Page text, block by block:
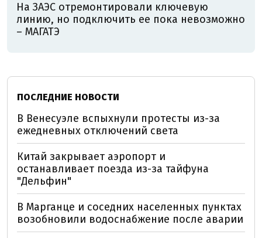
На ЗАЭС отремонтировали ключевую
линию, но подключить ее пока невозможно
– МАГАТЭ
ПОСЛЕДНИЕ НОВОСТИ
В Венесуэле вспыхнули протесты из-за
ежедневных отключений света
Китай закрывает аэропорт и
останавливает поезда из-за тайфуна
"Дельфин"
В Марганце и соседних населенных пунктах
возобновили водоснабжение после аварии